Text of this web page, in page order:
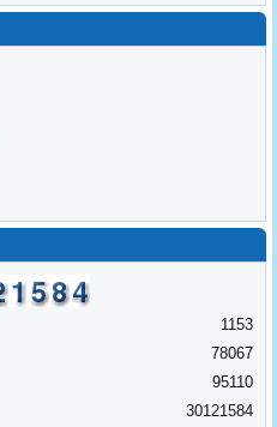
1153
78067
95110
30121584